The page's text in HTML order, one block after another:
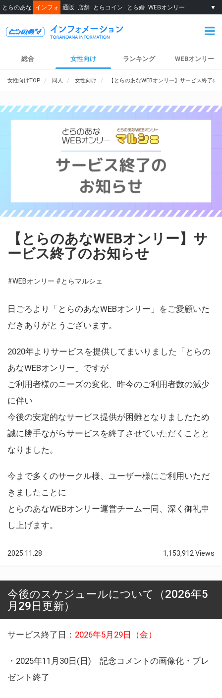
とらのあな インフォ 通販 店舗 とらコイン とら婚 WEBオンリー ▼
総合 女性向け ランキング WEBオンリー
女性向けTOP 同人 女性向け 【とらのあなWEBオンリー】サービス終了の
【とらのあなWEBオンリー】サ
ービス終了のお知らせ
#WEBオンリー #とらマルシェ
日ごろより「とらのあなWEBオンリー」をご愛顧いた
だきありがとうございます。
2020年よりサービスを提供してまいりました「とらの
あなWEBオンリー」ですが
ご利用者様のニーズの変化、昨今のご利用者数の減少
に伴い
今後の安定的なサービス提供が困難となりましたため
誠に勝手ながらサービスを終了させていただくことと
なりました。
今まで多くのサークル様、ユーザー様にご利用いただ
きましたことに
とらのあなWEBオンリー運営チーム一同、深く御礼申
し上げます。
2025.11.28 1,153,912 Views
今後のスケジュールについて（2026年5
月29日更新）
サービス終了日： 2026年5月29日（金）
・2025年11月30日(日) 記念コメントの画像化・プレ
ゼント終了